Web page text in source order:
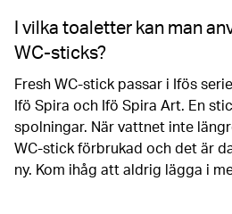
I vilka toaletter kan man
WC-sticks?
Fresh WC-stick passar i Ifös
Ifö Spira och Ifö Spira Art. En
spolningar. När vattnet inte
WC-stick förbrukad och det är
ny. Kom ihåg att aldrig lägga i